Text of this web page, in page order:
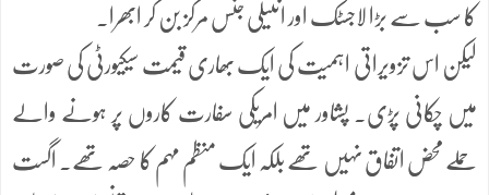
کا سب سے بڑا لاجسٹک اور انٹیلی جنس مرکز بن کر ابھرا۔
لیکن اس تزویراتی اہمیت کی ایک بھاری قیمت سیکیورٹی کی صورت
میں چکانی پڑی۔ پشاور میں امریکی سفارت کاروں پر ہونے والے
حملے محض اتفاق نہیں تھے بلکہ ایک منظم مہم کا حصہ تھے۔ اگست